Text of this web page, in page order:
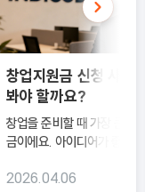
창업지원금 신청 사이
봐야 할까요?
창업을 준비할 때 가장 큰 고
금이에요. 아이디어가 좋아
이럴 때 도움이 되는 것이 바
2026.04.06